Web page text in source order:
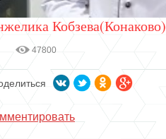
Кобзева(Конаково)
47800